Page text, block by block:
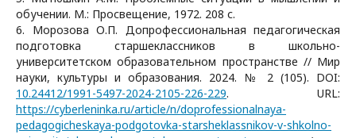
обучении. М.: Просвещение, 1972. 208 с.
6. Морозова О.П. Допрофессиональная педагогическая
подготовка старшеклассников в школьно-
университетском образовательном пространстве // Мир
науки, культуры и образования. 2024. № 2 (105). DOI:
10.24412/1991-5497-2024-2105-226-229. URL:
https://cyberleninka.ru/article/n/doprofessionalnaya-
pedagogicheskaya-podgotovka-starsheklassnikov-v-shkolno-